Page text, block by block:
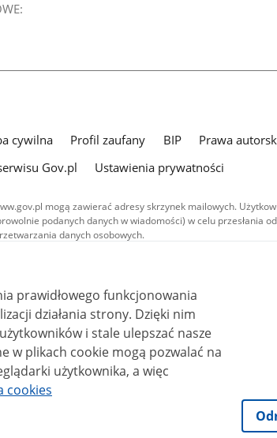
cywilna Profil zaufany BIP Prawa
Gov.pl
Ustawienia prywatności
mogą zawierać adresy skrzynek mailowych.
podanych danych w wiadomości) w celu przesłania
danych osobowych.
w serwisie (z wyłączeniem treści
licencji typu Creative Commons: uznanie autorstwa - na tych
BY-SA 4.0). Materiały audiowizualne, w tym zdjęcia,
na licencji typu Creative Commons: uznanie autorstwa użycie
4.0 (CC BY-NC-ND 4.0), o ile nie jest to stwierdzone
prawidłowego funkcjonowania
strony. Dzięki nim
i stale ulepszać nasze
użytkownika, a więc
cookies